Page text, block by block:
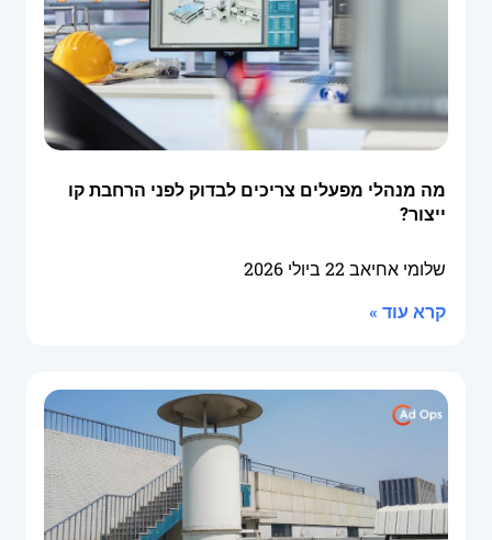
מה מנהלי מפעלים צריכים לבדוק לפני הרחבת קו
ייצור?
שלומי אחיאב22 ביולי 2026
קרא עוד »